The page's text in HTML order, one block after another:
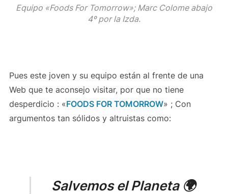
Equipo «Foods For Tomorrow»; Marc Colome abajo
4º por la Izda.
Pues este joven y su equipo están al frente de una
Web que te aconsejo visitar, por que no tiene
desperdicio : «FOODS FOR TOMORROW» ; Con
argumentos tan sólidos y altruistas como:
Salvemos el Planeta 🌍